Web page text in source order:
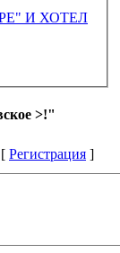
И ХОТЕЛ
>!"
[ Регистрация ]